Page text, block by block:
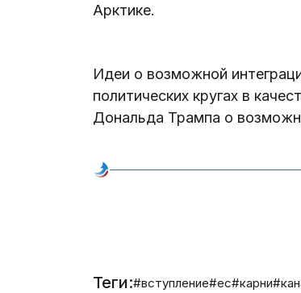
Арктике.
Идеи о возможной
политических кругах в
Дональда Трампа о
Теги:#вступление#ес#карни